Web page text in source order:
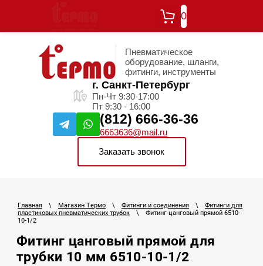
0
Пневматическое
оборудование, шланги,
фитинги, инструменты
г. Санкт-Петербург
Пн-Чт 9:30-17:00
Пт 9:30 - 16:00
(812) 666-36-36
6663636@mail.ru
Заказать звонок
Главная \ Магазин Термо \ Фитинги и соединения \
Фитинги для
пластиковых пневматических трубок
\
Фитинг цанговый прямой 6510-
10-1/2
Фитинг цанговый прямой для
трубки 10 мм 6510-10-1/2